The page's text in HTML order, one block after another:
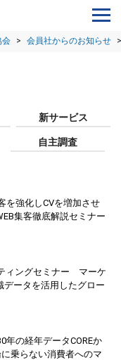
会 > 会員社からのお知らせ >
新サービス
自主調査
を強化しCVを増加させ
集客徹底解説セミナー
ィングセミナー マーケ
データを活用したグロー
の経年データCOREか
乗らない消費者へのマ